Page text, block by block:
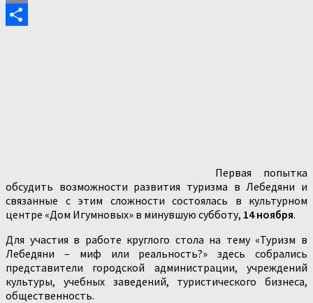
Print
Первая попытка
обсудить возможности развития туризма в Лебедяни и
связанные с этим сложности состоялась в культурном
центре «Дом Игумновых» в минувшую субботу, 14 ноября.
Для участия в работе круглого стола на тему «Туризм в
Лебедяни – миф или реальность?» здесь собрались
представители городской администрации, учреждений
культуры, учебных заведений, туристического бизнеса,
общественность.